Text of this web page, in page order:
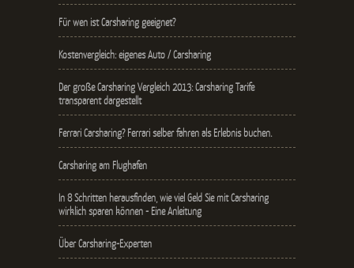
Für wen ist Carsharing geeignet?
Kostenvergleich: eigenes Auto / Carsharing
Der große Carsharing Vergleich 2013: Carsharing Tarife
transparent dargestellt
Ferrari Carsharing? Ferrari selber fahren als Erlebnis buchen.
Carsharing am Flughafen
In 8 Schritten herausfinden, wie viel Geld Sie mit Carsharing
wirklich sparen können - Eine Anleitung
Über Carsharing-Experten